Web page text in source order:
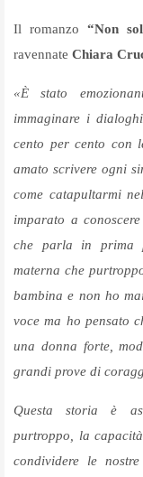
Il romanzo “Non
ravennate Chiara
«È stato
immaginare i
cento per cento con
amato scrivere ogni
come catapultarmi
imparato a
che parla in prima
materna che
bambina e non ho
voce ma ho pensato
una donna forte,
grandi prove di
Questa storia è
purtroppo, la
condividere le